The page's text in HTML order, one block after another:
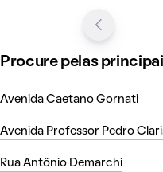
Procure pelas
Avenida Caetano Gornati
Avenida Professor Pedro
Rua Antônio Demarchi